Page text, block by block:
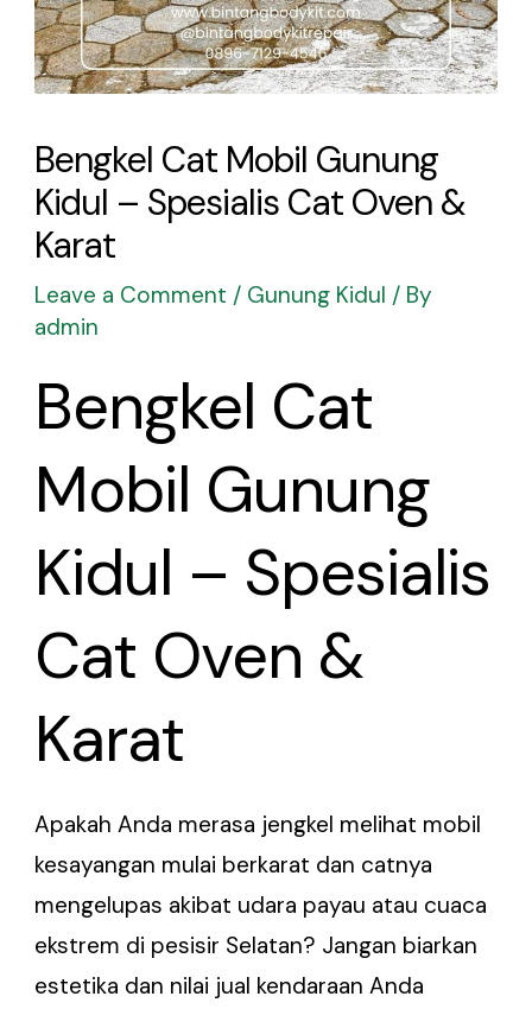
Bengkel Cat Mobil Gunung
Kidul – Spesialis Cat Oven &
Karat
Leave a Comment / Gunung Kidul / By
admin
Bengkel Cat
Mobil Gunung
Kidul – Spesialis
Cat Oven &
Karat
Apakah Anda merasa jengkel melihat mobil
kesayangan mulai berkarat dan catnya
mengelupas akibat udara payau atau cuaca
ekstrem di pesisir Selatan? Jangan biarkan
estetika dan nilai jual kendaraan Anda